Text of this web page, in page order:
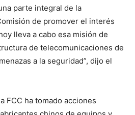
parte integral de la
de promover el interés
lleva a cabo esa misión de
de telecomunicaciones de
a la seguridad”, dijo el
FCC ha tomado acciones